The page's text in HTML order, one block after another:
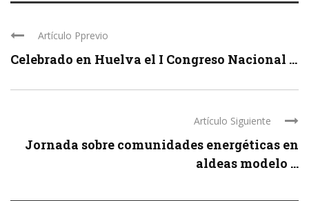
Artículo Pprevio
Celebrado en Huelva el I Congreso Nacional ...
Artículo Siguiente
Jornada sobre comunidades energéticas en
aldeas modelo ...